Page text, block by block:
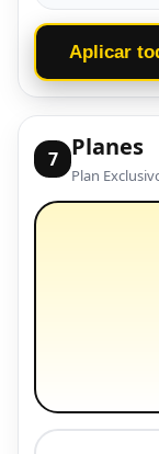
Aplicar
7 Planes
Plan